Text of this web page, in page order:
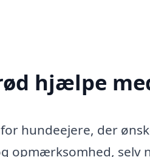
hjælpe
hundeejere, der
opmærksomhed, selv